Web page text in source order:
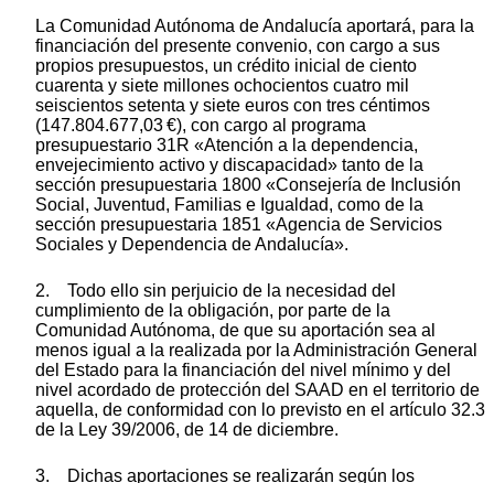
La Comunidad Autónoma de Andalucía aportará, para la
financiación del presente convenio, con cargo a sus
propios presupuestos, un crédito inicial de ciento
cuarenta y siete millones ochocientos cuatro mil
seiscientos setenta y siete euros con tres céntimos
(147.804.677,03 €), con cargo al programa
presupuestario 31R «Atención a la dependencia,
envejecimiento activo y discapacidad» tanto de la
sección presupuestaria 1800 «Consejería de Inclusión
Social, Juventud, Familias e Igualdad, como de la
sección presupuestaria 1851 «Agencia de Servicios
Sociales y Dependencia de Andalucía».
2. Todo ello sin perjuicio de la necesidad del
cumplimiento de la obligación, por parte de la
Comunidad Autónoma, de que su aportación sea al
menos igual a la realizada por la Administración General
del Estado para la financiación del nivel mínimo y del
nivel acordado de protección del SAAD en el territorio de
aquella, de conformidad con lo previsto en el artículo 32.3
de la Ley 39/2006, de 14 de diciembre.
3. Dichas aportaciones se realizarán según los